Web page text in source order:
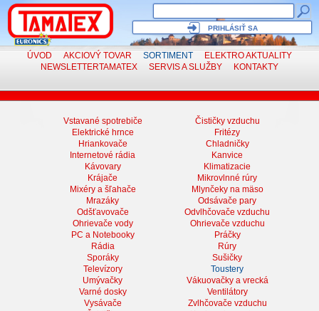
PRIHLÁSIŤ SA
ÚVOD AKCIOVÝ TOVAR SORTIMENT ELEKTROAKTUALITY
NEWSLETTERTAMATEX SERVISA SLUŽBY KONTAKTY
Vstavané spotrebiče
Čističky vzduchu
Elektrické hrnce
Fritézy
Hriankovače
Chladničky
Internetové rádia
Kanvice
Kávovary
Klimatizacie
Krájače
Mikrovlnné rúry
Mixéry a šľahače
Mlynčeky na mäso
Mrazáky
Odsávače pary
Odšťavovače
Odvlhčovače vzduchu
Ohrievače vody
Ohrievače vzduchu
PC a Notebooky
Práčky
Rádia
Rúry
Sporáky
Sušičky
Televízory
Toustery
Umývačky
Vákuovačky a vrecká
Varné dosky
Ventilátory
Vysávače
Zvlhčovače vzduchu